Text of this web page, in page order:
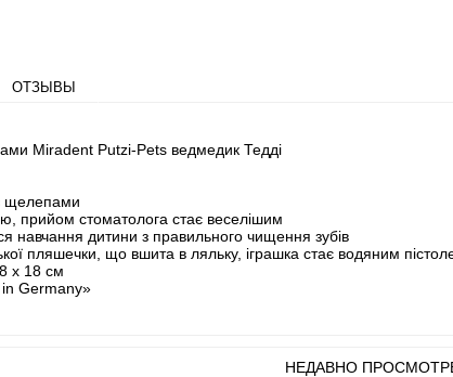
ОТЗЫВЫ
Miradent Putzi-Pets ведмедик Тедді
щелепами
прийом стоматолога стає веселішим
навчання дитини з правильного чищення зубів
пляшечки, що вшита в ляльку, іграшка стає водяним
х 18 см
in Germany»
НЕДАВНО